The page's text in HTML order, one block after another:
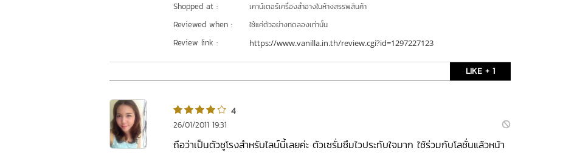
Shopped at : เคาน์เตอร์เครื่องสำอางในห้างสรรพสินค้า
Reviewed when : ใช้แค่ตัวอย่างทดลองเท่านั้น
Review link : https://www.vanilla.in.th/review.cgi?id=1297227123
LIKE + 1
4
26/01/2011 19:31
ถือว่าเป็นตัวชูโรงสำหรับไลน์นี้เลยค่ะ ตัวเซรั่มซึมไวประทับใจมาก ใช้ร่วมกับโลชั่นแล้วหน้า